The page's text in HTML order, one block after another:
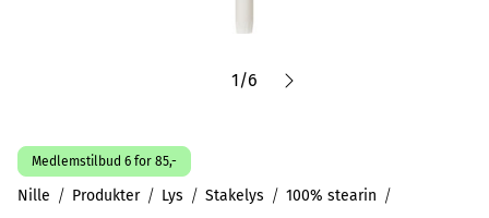
1/6
Medlemstilbud 6 for 85,-
Nille Produkter Lys Stakelys 100% stearin